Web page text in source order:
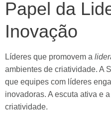
Papel da
Inovação
Líderes que promovem a
ambientes de criatividade. A
que equipes com líderes
inovadoras. A escuta ativa e
criatividade.